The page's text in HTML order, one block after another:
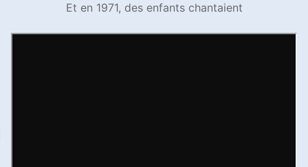
Et en 1971, des enfants chantaient